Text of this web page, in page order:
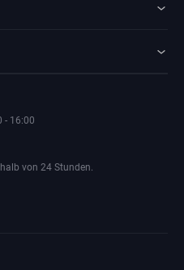
- 16:00
von 24 Stunden.